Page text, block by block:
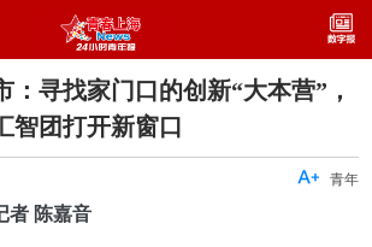
：寻找家门口的创新“大本营”，
智团打开新窗口
青年

者 陈嘉音